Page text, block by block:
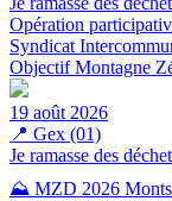
Opération
Syndicat
Objectif Montagne
19 août 2026
📍 Gex (01)
Je ramasse des
⛰️ MZD 2026 Monts